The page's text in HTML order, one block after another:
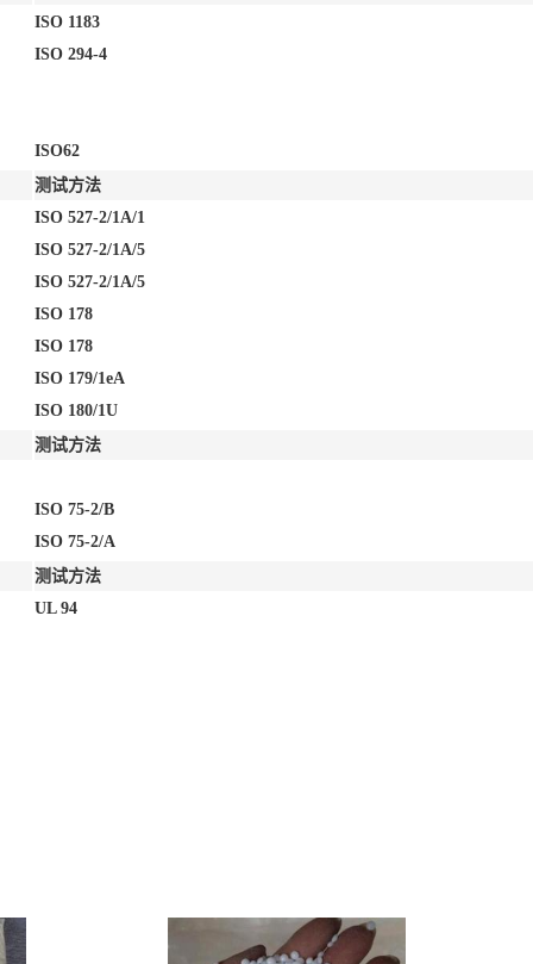
ISO 1183
ISO 294-4
ISO62
测试方法
ISO 527-2/1A/1
ISO 527-2/1A/5
ISO 527-2/1A/5
ISO 178
ISO 178
ISO 179/1eA
ISO 180/1U
测试方法
ISO 75-2/B
ISO 75-2/A
测试方法
UL 94